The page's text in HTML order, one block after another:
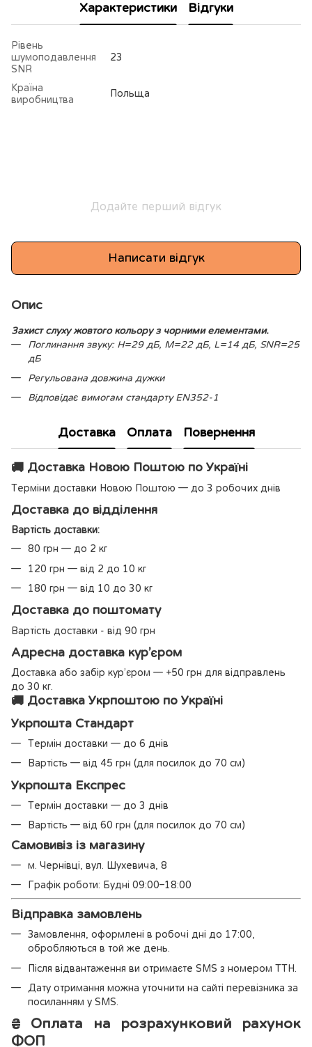
Характеристики Відгуки
Рівень
шумоподавлення
SNR
23
Країна
виробництва
Польща
Додайте перший відгук
Написати відгук
Опис
Захист слуху жовтого кольору з чорними елементами.
Поглинання звуку: H=29 дБ, M=22 дБ, L=14 дБ, SNR=25
дБ
Регульована довжина дужки
Відповідає вимогам стандарту EN352-1
Доставка Оплата Повернення
🚚 Доставка Новою Поштою по Україні
Терміни доставки Новою Поштою — до 3 робочих днів
Доставка до відділення
Вартість доставки:
80 грн — до 2 кг
120 грн — від 2 до 10 кг
180 грн — від 10 до 30 кг
Доставка до поштомату
Вартість доставки - від 90 грн
Адресна доставка кур’єром
Доставка або забір кур’єром — +50 грн для відправлень
до 30 кг.
🚚 Доставка Укрпоштою по Україні
Укрпошта Стандарт
Термін доставки — до 6 днів
Вартість — від 45 грн (для посилок до 70 см)
Укрпошта Експрес
Термін доставки — до 3 днів
Вартість — від 60 грн (для посилок до 70 см)
Самовивіз із магазину
м. Чернівці, вул. Шухевича, 8
Графік роботи: Будні 09:00–18:00
Відправка замовлень
Замовлення, оформлені в робочі дні до 17:00,
обробляються в той же день.
Після відвантаження ви отримаєте SMS з номером ТТН.
Дату отримання можна уточнити на сайті перевізника за
посиланням у SMS.
₴ Оплата на розрахунковий рахунок
ФОП